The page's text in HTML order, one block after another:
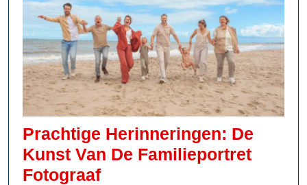
Prachtige Herinneringen: De
Kunst Van De Familieportret
FotograafPrachtige